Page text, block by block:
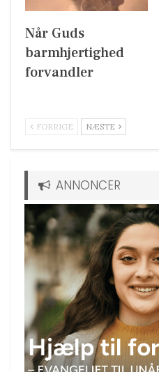
Når Guds
barmhjertighed
forvandler
FORRIGE NÆSTE
ANNONCER